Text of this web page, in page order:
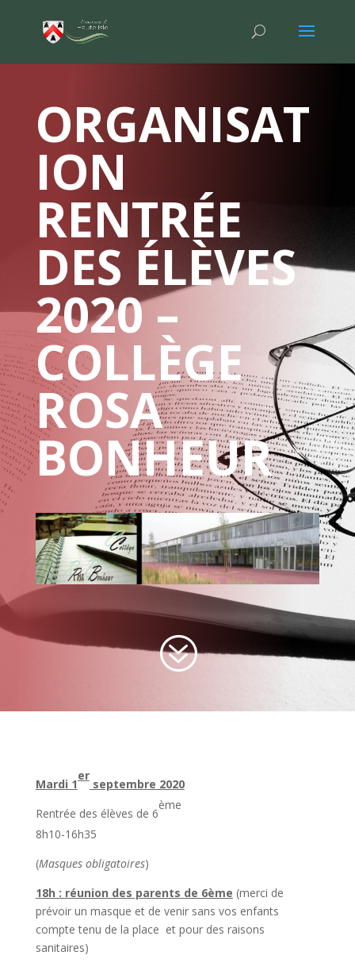
ORGANISAT
ION
RENTRÉE
DES ÉLÈVES
2020 –
COLLÈGE
ROSA
BONHEUR
?
Mardi 1
er
septembre 2020
Rentrée des élèves de 6
ème
8h10-16h35
(Masques obligatoires)
18h : réunion des parents de 6ème (merci de
prévoir un masque et de venir sans vos enfants
compte tenu de la place et pour des raisons
sanitaires)